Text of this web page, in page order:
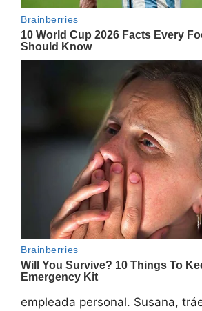
empleada personal. Susana,